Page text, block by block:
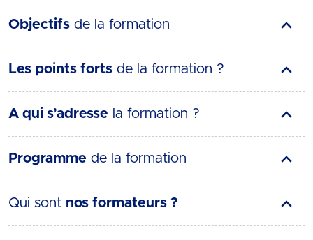
Objectifs de la formation
Les points forts de la formation ?
A qui s’adresse la formation ?
Programme de la formation
Qui sont nos formateurs ?